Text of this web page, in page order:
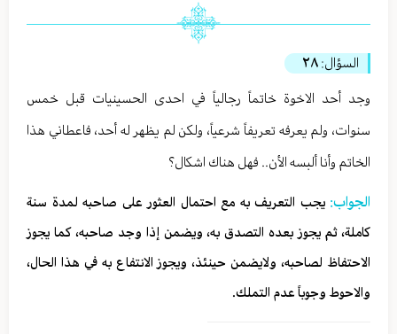
السؤال: ٢٨
وجد أحد الاخوة خاتماً رجالياً في احدى الحسينيات قبل خمس
سنوات، ولم يعرفه تعريفاً شرعياً، ولكن لم يظهر له أحد، فاعطاني هذا
الخاتم وأنا ألبسه الأن.. فهل هناك اشكال؟
الجواب:يجب التعريف به مع احتمال العثور على صاحبه لمدة سنة
كاملة، ثم يجوز بعده التصدق به، ويضمن إذا وجد صاحبه، كما يجوز
الاحتفاظ لصاحبه، ولايضمن حينئذ، ويجوز الانتفاع به في هذا الحال،
والاحوط وجوباً عدم التملك.